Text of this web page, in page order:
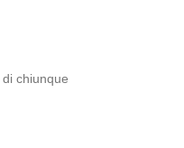
chiunque